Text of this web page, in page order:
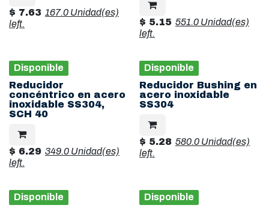
$ 7.63 167.0 Unidad(es)
left.
$ 5.15 551.0 Unidad(es)
left.
Disponible
Reducidor
concéntrico en acero
inoxidable SS304,
SCH 40
$ 6.29 349.0 Unidad(es)
left.
Disponible
Reducidor Bushing en
acero inoxidable
SS304
$ 5.28 580.0 Unidad(es)
left.
Disponible
Disponible